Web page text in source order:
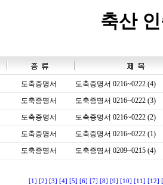
축산
도축증명서
도축증명서 0216~0222 (4)
도축증명서
도축증명서 0216~0222 (3)
도축증명서
도축증명서 0216~0222 (2)
도축증명서
도축증명서 0216~0222 (1)
도축증명서 도축증몀서 0209~0215 (4)
[1] [2] [3] [4] [5] [6] [7] [8] [9] [10] [11] [12]